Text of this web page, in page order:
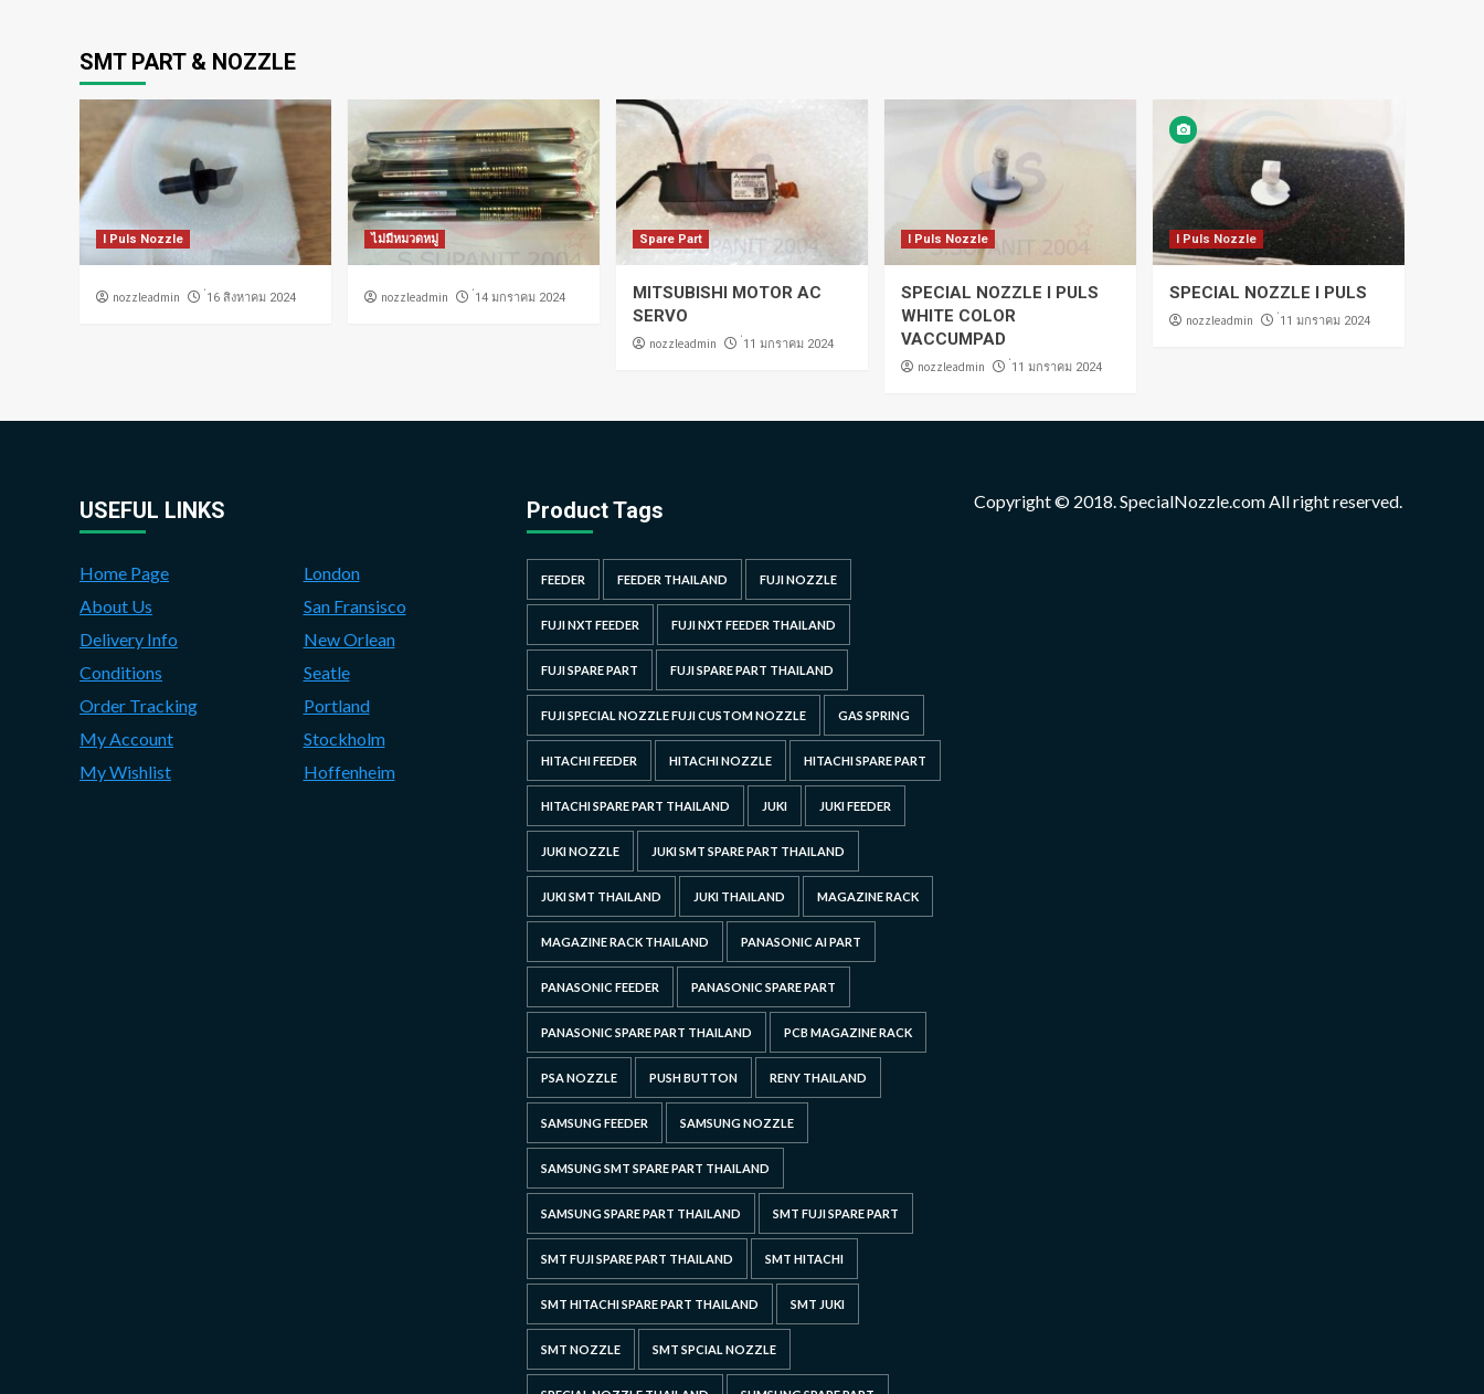
SMT PART & NOZZLE
I Puls Nozzle
nozzleadmin ่16 สิงหาคม 2024
ไม่มีหมวดหมู่
nozzleadmin ่14 มกราคม 2024
Spare Part
MITSUBISHI MOTOR AC
SERVO
nozzleadmin ่11 มกราคม 2024
I Puls Nozzle
SPECIAL NOZZLE I PULS
WHITE COLOR
VACCUMPAD
nozzleadmin ่11 มกราคม 2024
I Puls Nozzle
SPECIAL NOZZLE I PULS
nozzleadmin ่11 มกราคม 2024
USEFUL LINKS
Home Page
About Us
Delivery Info
Conditions
Order Tracking
My Account
My Wishlist
London
San Fransisco
New Orlean
Seatle
Portland
Stockholm
Hoffenheim
Product Tags
FEEDER FEEDER THAILAND FUJI NOZZLE
FUJI NXT FEEDER FUJI NXT FEEDER THAILAND
FUJI SPARE PART FUJI SPARE PART THAILAND
FUJI SPECIAL NOZZLE FUJI CUSTOM NOZZLE GAS SPRING
HITACHI FEEDER HITACHI NOZZLE HITACHI SPARE PART
HITACHI SPARE PART THAILAND JUKI JUKI FEEDER
JUKI NOZZLE JUKI SMT SPARE PART THAILAND
JUKI SMT THAILAND JUKI THAILAND MAGAZINE RACK
MAGAZINE RACK THAILAND PANASONIC AI PART
PANASONIC FEEDER PANASONIC SPARE PART
PANASONIC SPARE PART THAILAND PCB MAGAZINE RACK
PSA NOZZLE PUSH BUTTON RENY THAILAND
SAMSUNG FEEDER SAMSUNG NOZZLE
SAMSUNG SMT SPARE PART THAILAND
SAMSUNG SPARE PART THAILAND SMT FUJI SPARE PART
SMT FUJI SPARE PART THAILAND SMT HITACHI
SMT HITACHI SPARE PART THAILAND SMT JUKI
SMT NOZZLE SMT SPCIAL NOZZLE
Copyright © 2018. SpecialNozzle.com All right reserved.